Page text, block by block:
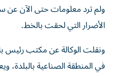
ولم ⁠ترد معلومات حتى الآن
الأضرار ‌التي لحقت بالخط.
ونقلت الوكالة عن مكتب رئيس
في المنطقة ‌الصناعية بالبلدة،